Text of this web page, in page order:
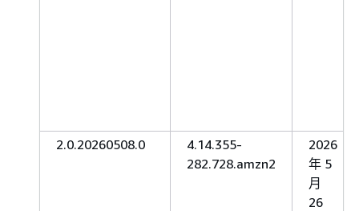
2.0.20260508.0
4.14.355-
282.728.amzn2
2026
年 5
月
26